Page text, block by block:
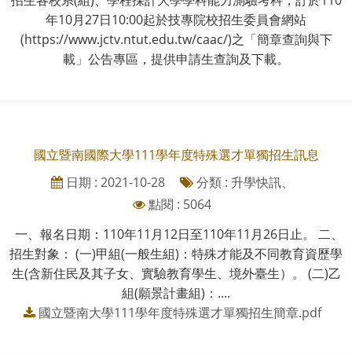
年10月27日10:00起於技專院校招生委員會網站
(https://www.jctv.ntut.edu.tw/caac/)之「簡章查詢與下
載」公告專區，提供申請生查詢及下載。
國立暨南國際大學111學年度特殊選才單獨招生訊息
日期 : 2021-10-28
分類 : 升學快訊、
點閱 : 5064
一、報名日期：110年11月12日至110年11月26日止。 二、
招生對象： (一)甲組(一般生組)：特殊才能及不同教育資歷學
生(含新住民及其子女、實驗教育學生、境外臺生）。 (二)乙
組(願景計畫組)：....
國立暨南大學111學年度特殊選才單獨招生簡章.pdf